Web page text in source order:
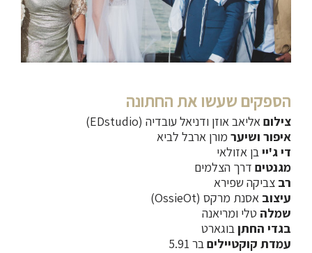
הספקים שעשו את החתונה
צילוםאליאב אוזן ודניאל עובדיה (EDstudio)
איפור ושיער מורן ארבל לביא
די ג'ייבן אזולאי
מגנטים דרך הצלמים
רב צביקה שפירא
עיצוב אסנת מרקס (OssieOt)
שמלה טלי ומריאנה
בגדי החתןבוגארט
עמדת קוקטייליםבר 5.91